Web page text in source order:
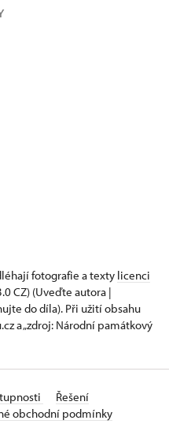
fotografie a texty licenci
CZ) (Uveďte autora |
do díla). Při užití obsahu
a „zdroj: Národní památkový
Řešení
obchodní podmínky